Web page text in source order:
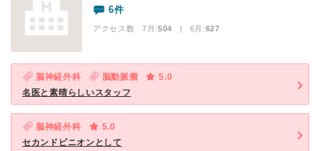
6件
アクセス数 7月:504 | 6月:627
脳神経外科 脳動脈瘤
5.0
名医と素晴らしいスタッフ
脳神経外科
5.0
セカンドピニオンとして